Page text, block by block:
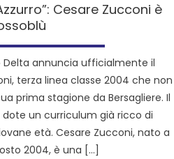
Cesare Zucconi è
Delta annuncia ufficialmente il
terza linea classe 2004 che non
prima stagione da Bersagliere. Il
un curriculum già ricco di
età. Cesare Zucconi, nato a
2004, è una […]